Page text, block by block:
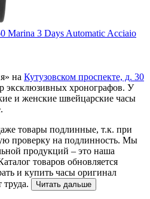
Marina 3 Days Automatic Acciaio
на Кутузовском проспекте, д. 30
эксклюзивных хронографов. У
и женские швейцарские часы
товары подлинные, т.к. при
проверку на подлинность. Мы
продукций – это наша
товаров обновляется
и купить часы оригинал
Читать дальше